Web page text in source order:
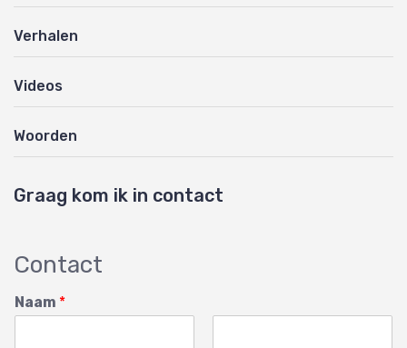
Verhalen
Videos
Woorden
Graag kom ik in contact
Contact
Naam *